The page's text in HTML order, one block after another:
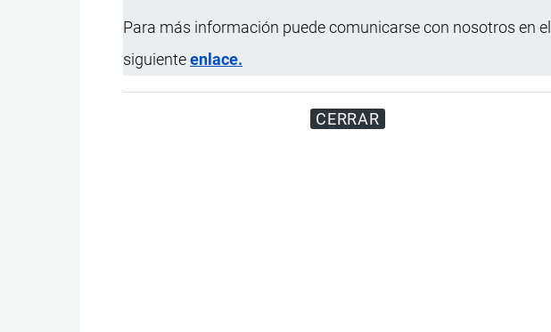
Para más información puede comunicarse con nosotros en el
siguienteenlace.
CERRAR
Actualizado el 9 Septiembre, 2024 Español